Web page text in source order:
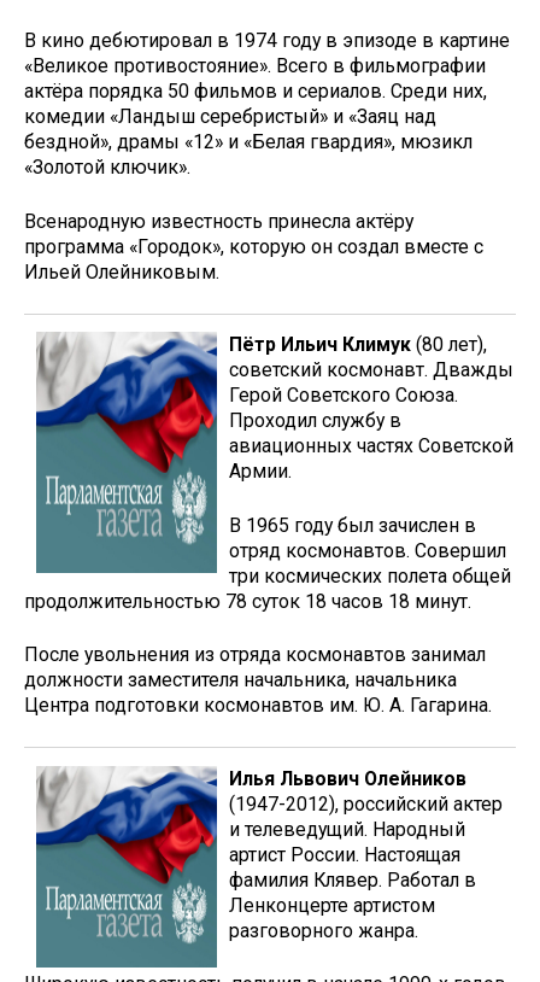
В кино дебютировал в 1974 году в эпизоде в картине
«Великое противостояние». Всего в фильмографии
актёра порядка 50 фильмов и сериалов. Среди них,
комедии «Ландыш серебристый» и «Заяц над
бездной», драмы «12» и «Белая гвардия», мюзикл
«Золотой ключик».
Всенародную известность принесла актёру
программа «Городок», которую он создал вместе с
Ильей Олейниковым.
Пётр Ильич Климук (80 лет),
советский космонавт. Дважды
Герой Советского Союза.
Проходил службу в
авиационных частях Советской
Армии.
В 1965 году был зачислен в
отряд космонавтов. Совершил
три космических полета общей
продолжитель­ностью 78 суток 18 часов 18 минут.
После увольнения из отряда космонавтов занимал
должности заместителя начальника, начальника
Центра подготовки космонавтов им. Ю. А. Гагарина.
Илья Львович Олейников
(1947-2012), российский актер
и телеведущий. Народный
артист России. Настоящая
фамилия Клявер. Работал в
Ленконцерте артистом
разговорного жанра.